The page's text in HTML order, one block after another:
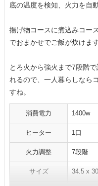
底の温度を検知、火力を自
揚げ物コースに煮込みコー
でおまかせでご飯が炊けます
とろ火から強火まで7段階
れるので、一人暮らしなら
すね。
消費電力 1400w
ヒーター 1口
火力調整 7段階
サイズ 34.5 x